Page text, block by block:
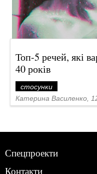
Топ-5 речей, які
40 років
стосунки
Катерина Василенко,
Спецпроекти
Контакти